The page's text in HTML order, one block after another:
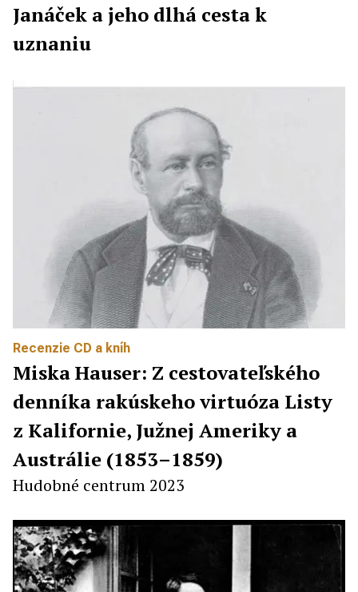
Janáček a jeho dlhá cesta k
uznaniu
Recenzie CD a kníh
Miska Hauser: Z cestovateľského
denníka rakúskeho virtuóza Listy
z Kalifornie, Južnej Ameriky a
Austrálie (1853–1859)
Hudobné centrum 2023